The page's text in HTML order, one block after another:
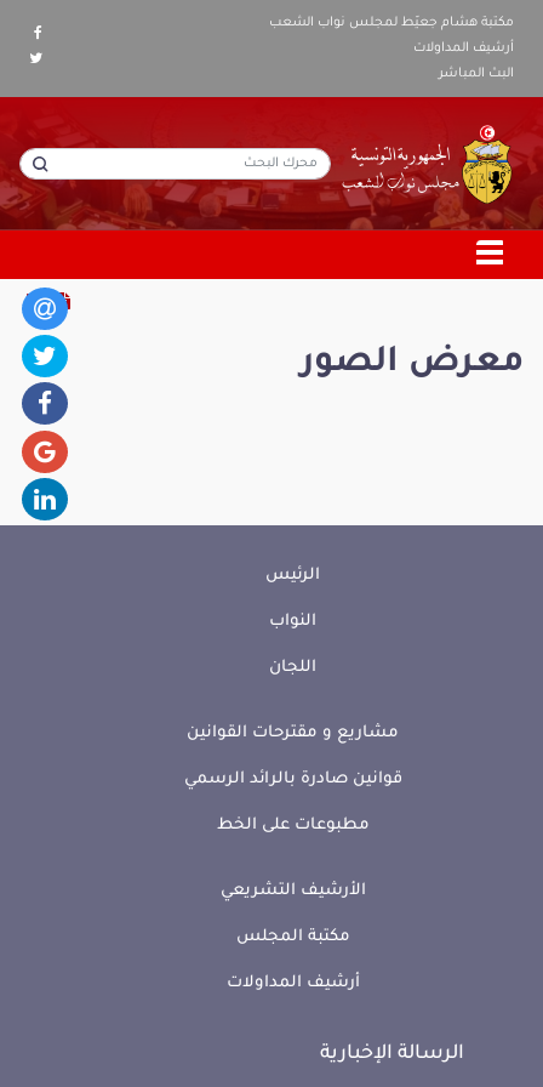
مكتبة هشام جعيّط لمجلس نواب الشعب
أرشيف المداولات
البث المباشر
معرض الصور
الرئيس
النواب
اللجان
مشاريع و مقترحات القوانين
قوانين صادرة بالرائد الرسمي
مطبوعات على الخط
الأرشيف التشريعي
مكتبة المجلس
أرشيف المداولات
الرسالة الإخبارية